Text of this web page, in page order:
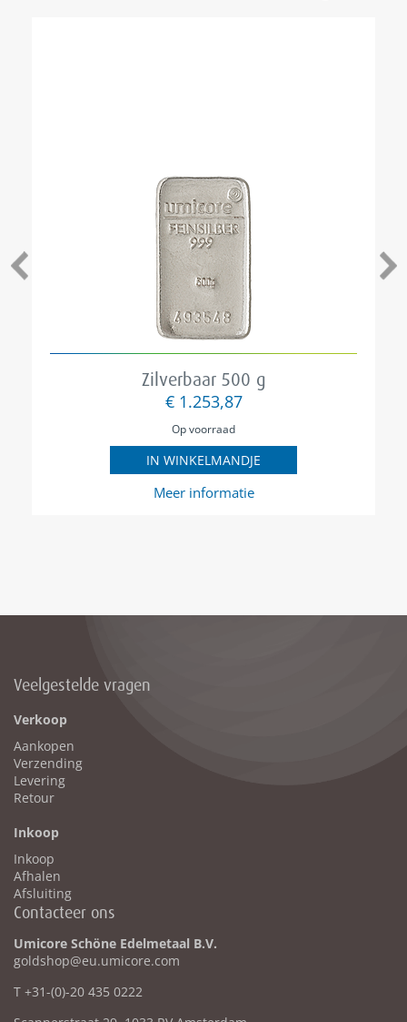
Zilverbaar 500 g
€ 1.253,87
Op voorraad
IN WINKELMANDJE
Meer informatie
Veelgestelde vragen
Verkoop
Aankopen
Verzending
Levering
Retour
Inkoop
Inkoop
Afhalen
Afsluiting
Contacteer ons
Umicore Schöne Edelmetaal B.V.
goldshop@eu.umicore.com
T +31-(0)-20 435 0222